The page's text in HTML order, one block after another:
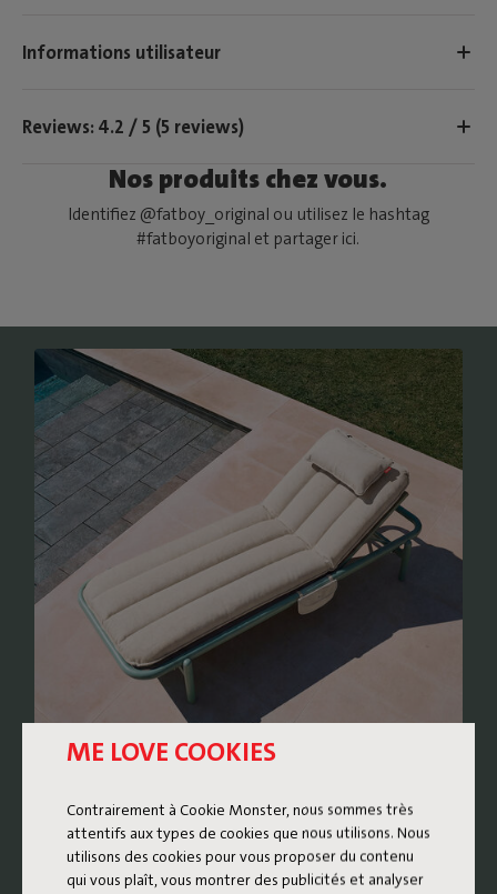
ME LOVE COOKIES
Contrairement à Cookie Monster, nous sommes très
attentifs aux types de cookies que nous utilisons. Nous
utilisons des cookies pour vous proposer du contenu
qui vous plaît, vous montrer des publicités et analyser
Informations utilisateur
Reviews: 4.2 / 5 (5 reviews)
Nos produits chez vous.
Identifiez @fatboy_original ou utilisez le hashtag
#fatboyoriginal et partager ici.
LIT DE REPOS RÉTRO DANS
UNE NOUVELLE VERSION